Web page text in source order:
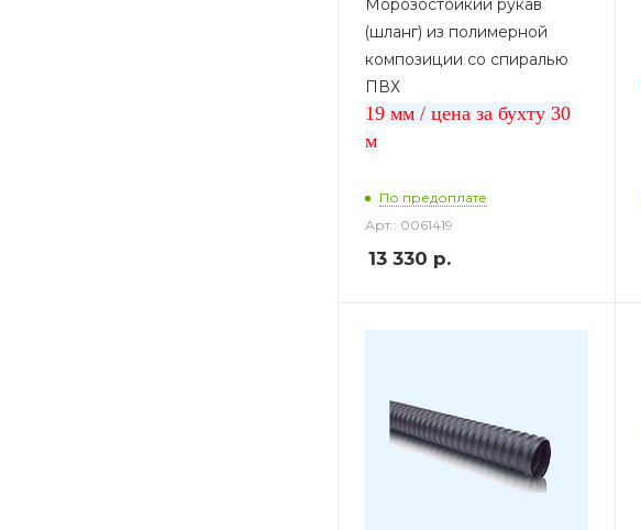
(шланг) из полимерной
композиции со спиралью
ПВХ
19 мм / цена за бухту 30
м
По предоплате
Арт.: 0061419
13 330 р.